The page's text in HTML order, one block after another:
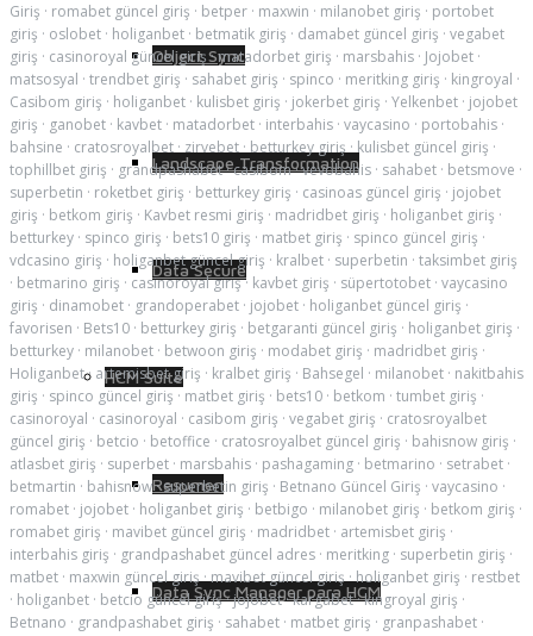
Object Sync
Landscape Transformation
Data Secure
HCM Suite
Resumen
Data Sync Manager para HCM
Giriş · romabet güncel giriş · betper · maxwin · milanobet giriş · portobet
giriş · oslobet · holiganbet · betmatik giriş · damabet güncel giriş · vegabet
giriş · casinoroyal güncel giriş·matadorbet giriş · marsbahis · Jojobet ·
matsosyal · trendbet giriş · sahabet giriş · spinco · meritking giriş · kingroyal ·
Casibom giriş · holiganbet · kulisbet giriş · jokerbet giriş · Yelkenbet · jojobet
giriş · ganobet · kavbet · matadorbet · interbahis · vaycasino · portobahis ·
bahsine · cratosroyalbet · zirvebet · betturkey giriş · kulisbet güncel giriş ·
tophillbet giriş · grandpashabet·casibom·vevobahis · sahabet · betsmove ·
superbetin · roketbet giriş · betturkey giriş · casinoas güncel giriş · jojobet
giriş · betkom giriş · Kavbet resmi giriş · madridbet giriş · holiganbet giriş ·
betturkey · spinco giriş · bets10 giriş · matbet giriş · spinco güncel giriş ·
vdcasino giriş · holiganbet güncel giriş · kralbet · superbetin · taksimbet giriş
· betmarino giriş · casinoroyal giriş· kavbet giriş · süpertotobet · vaycasino
giriş · dinamobet · grandoperabet · jojobet · holiganbet güncel giriş ·
favorisen · Bets10 · betturkey giriş · betgaranti güncel giriş · holiganbet giriş ·
betturkey · milanobet · betwoon giriş · modabet giriş · madridbet giriş ·
Holiganbet· artemisbet giriş · kralbet giriş · Bahsegel · milanobet · nakitbahis
giriş · spinco güncel giriş · matbet giriş · bets10 · betkom · tumbet giriş ·
casinoroyal · casinoroyal · casibom giriş · vegabet giriş · cratosroyalbet
güncel giriş · betcio · betoffice · cratosroyalbet güncel giriş · bahisnow giriş ·
atlasbet giriş · superbet · marsbahis · pashagaming · betmarino · setrabet ·
betmartin · bahisnow·superbetin giriş · Betnano Güncel Giriş · vaycasino ·
romabet · jojobet · holiganbet giriş · betbigo · milanobet giriş · betkom giriş ·
romabet giriş · mavibet güncel giriş · madridbet · artemisbet giriş ·
interbahis giriş · grandpashabet güncel adres · meritking · superbetin giriş ·
matbet · maxwin güncel giriş·mavibet güncel giriş·holiganbet giriş · restbet
· holiganbet · betcio güncel giriş·jojobet·kargabet·kingroyal giriş ·
Betnano · grandpashabet giriş · sahabet · matbet giriş · granpashabet ·